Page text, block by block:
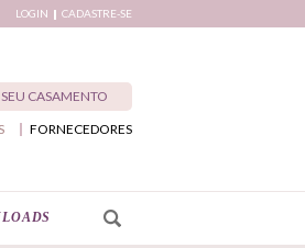
LOGIN CADASTRE-SE
CASAMENTO
FORNECEDORES